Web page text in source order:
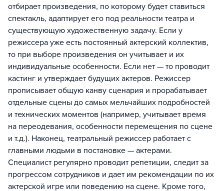
отбирает произведения, по которому будет ставиться
спектакль, адаптирует его под реальности театра и
существующую художественную задачу. Если у
режиссера уже есть постоянный актерский коллектив,
то при выборе произведения он учитывает и их
индивидуальные особенности. Если нет — то проводит
кастинг и утверждает будущих актеров. Режиссер
прописывает общую канву сценария и прорабатывает
отдельные сцены до самых мельчайших подробностей
и технических моментов (например, учитывает время
на переодевания, особенности перемещения по сцене
и т.д.). Наконец, театральный режиссер работает с
главными людьми в постановке — актерами.
Специалист регулярно проводит репетиции, следит за
прогрессом сотрудников и дает им рекомендации по их
актерской игре или поведению на сцене. Кроме того,